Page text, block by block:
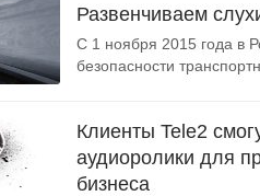
Развенчиваем
С 1 ноября 2015 года в
безопасности
Клиенты Tele2
аудиоролики для
бизнеса